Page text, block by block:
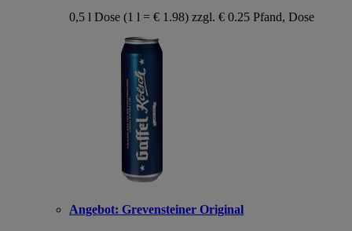
0,5 l Dose (1 l = € 1.98) zzgl. € 0.25 Pfand, Dose
Angebot: Grevensteiner Original